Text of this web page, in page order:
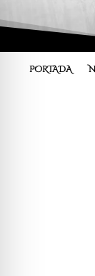
PORTADA